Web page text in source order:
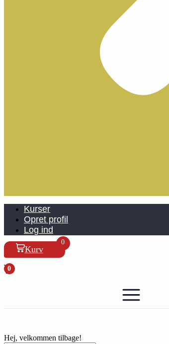
Kurser
Opret profil
Log ind
Kurv
0
0
Hej, velkommen tilbage!